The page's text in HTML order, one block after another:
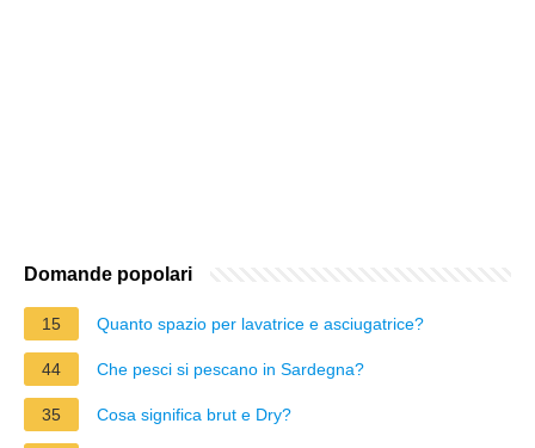
Domande popolari
15 Quanto spazio per lavatrice e asciugatrice?
44 Che pesci si pescano in Sardegna?
35 Cosa significa brut e Dry?